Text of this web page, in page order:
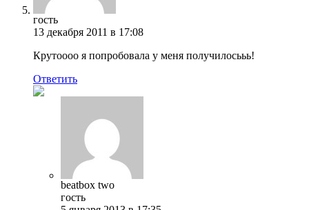
гость
13 декабря 2011 в 17:08
Крутоооо я попробовала у меня получилосььь!
Ответить
beatbox two
гость